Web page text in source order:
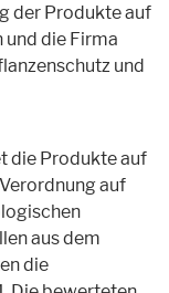
der Produkte auf
und die Firma
und
die Produkte auf
auf
aus dem
die